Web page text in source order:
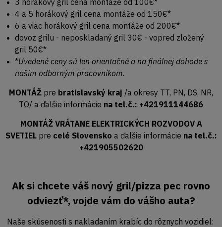
3 horákový gril cena montáže od 100€*
4 a 5 horákový gril cena montáže od 150€*
6 a viac horákový gril cena montáže od 200€*
dovoz grilu - neposkladaný gril 30€ - vopred zložený
gril 50€*
*Uvedené ceny sú len orientačné a na finálnej dohode s
naším odborným pracovníkom.
MONTÁŽ pre bratislavský kraj /a okresy TT, PN, DS, NR,
TO/ a ďalšie informácie na tel.č.: +421911144686
MONTÁŽ VRÁTANE ELEKTRICKÝCH ROZVODOV A
SVETIEL pre celé Slovensko a ďalšie informácie na tel.č.:
+421905502620
Ak si chcete váš nový gril/pizza pec rovno
odviezť*, vojde vám do vášho auta?
Naše skúsenosti s nakladaním krabíc do rôznych vozidiel: